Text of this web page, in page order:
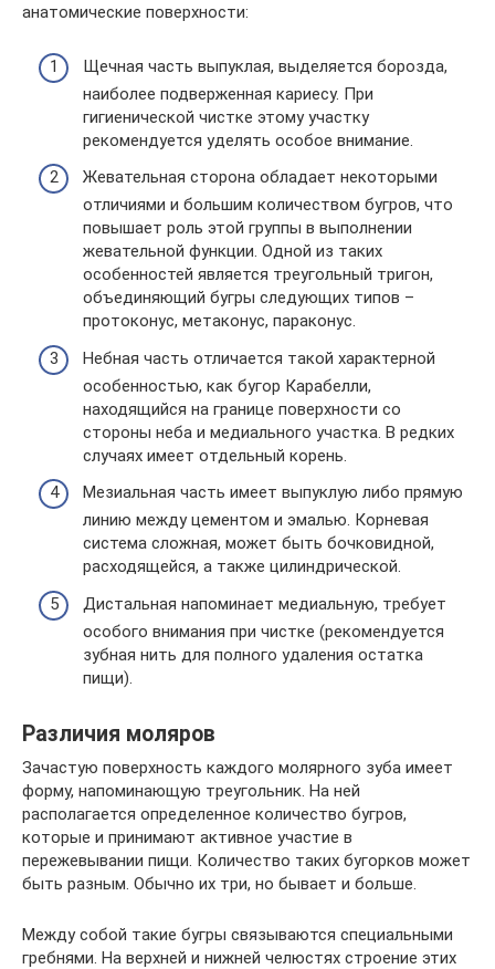
анатомические поверхности:
Щечная часть выпуклая, выделяется борозда,
наиболее подверженная кариесу. При
гигиенической чистке этому участку
рекомендуется уделять особое внимание.
Жевательная сторона обладает некоторыми
отличиями и большим количеством бугров, что
повышает роль этой группы в выполнении
жевательной функции. Одной из таких
особенностей является треугольный тригон,
объединяющий бугры следующих типов –
протоконус, метаконус, параконус.
Небная часть отличается такой характерной
особенностью, как бугор Карабелли,
находящийся на границе поверхности со
стороны неба и медиального участка. В редких
случаях имеет отдельный корень.
Мезиальная часть имеет выпуклую либо прямую
линию между цементом и эмалью. Корневая
система сложная, может быть бочковидной,
расходящейся, а также цилиндрической.
Дистальная напоминает медиальную, требует
особого внимания при чистке (рекомендуется
зубная нить для полного удаления остатка
пищи).
Различия моляров
Зачастую поверхность каждого молярного зуба имеет
форму, напоминающую треугольник. На ней
располагается определенное количество бугров,
которые и принимают активное участие в
пережевывании пищи. Количество таких бугорков может
быть разным. Обычно их три, но бывает и больше.
Между собой такие бугры связываются специальными
гребнями. На верхней и нижней челюстях строение этих